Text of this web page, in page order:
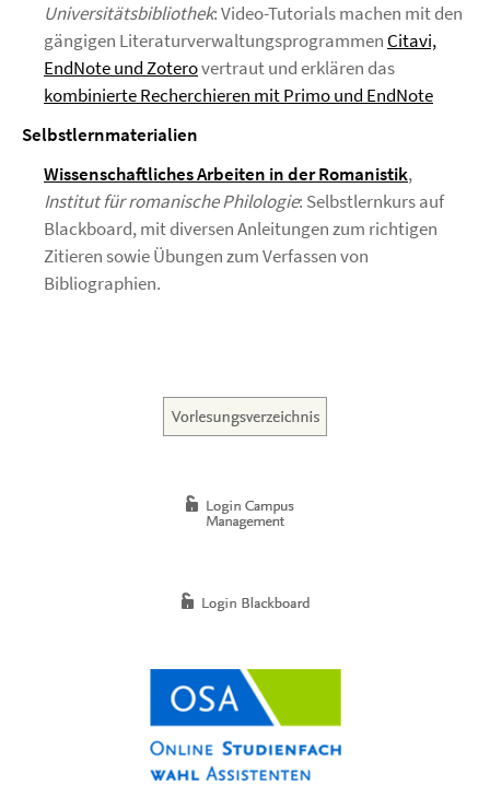
Universitätsbibliothek: Video-Tutorials machen mit den
gängigen Literaturverwaltungsprogrammen Citavi,
EndNote und Zoterovertraut und erklären das
kombinierte Recherchieren mit Primo und EndNote
Selbstlernmaterialien
Wissenschaftliches Arbeiten in der Romanistik,
Institut für romanische Philologie: Selbstlernkurs auf
Blackboard, mit diversen Anleitungen zum richtigen
Zitieren sowie Übungen zum Verfassen von
Bibliographien.